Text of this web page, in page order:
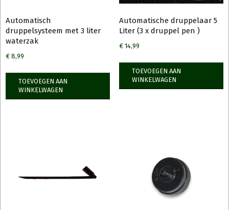
Automatisch
druppelsysteem met 3 liter
waterzak
€ 8,99
TOEVOEGEN AAN
WINKELWAGEN
Automatische druppelaar 5
Liter (3 x druppel pen )
€14,99
TOEVOEGEN AAN
WINKELWAGEN